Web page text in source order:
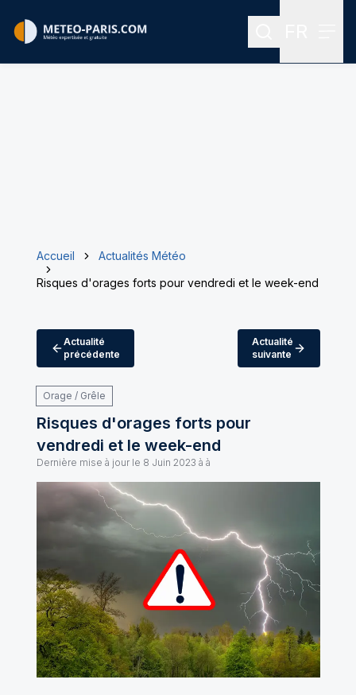
Rechercher
Accueil
Actualités Météo
Risques d'orages forts pour vendredi et le week-end
Actualité
précédente
Actualité
suivante
Orage / Grêle
Risques d'orages forts pour
vendredi et le week-end
Dernière mise à jour le 8 Juin 2023 à à